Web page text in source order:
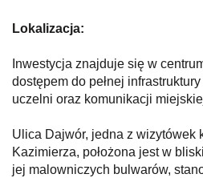
Lokalizacja:
Inwestycja znajduje się w
dostępem do pełnej
uczelni oraz komunikacji
Ulica Dajwór, jedna z wizytówek
Kazimierza, położona jest w
jej malowniczych bulwarów,